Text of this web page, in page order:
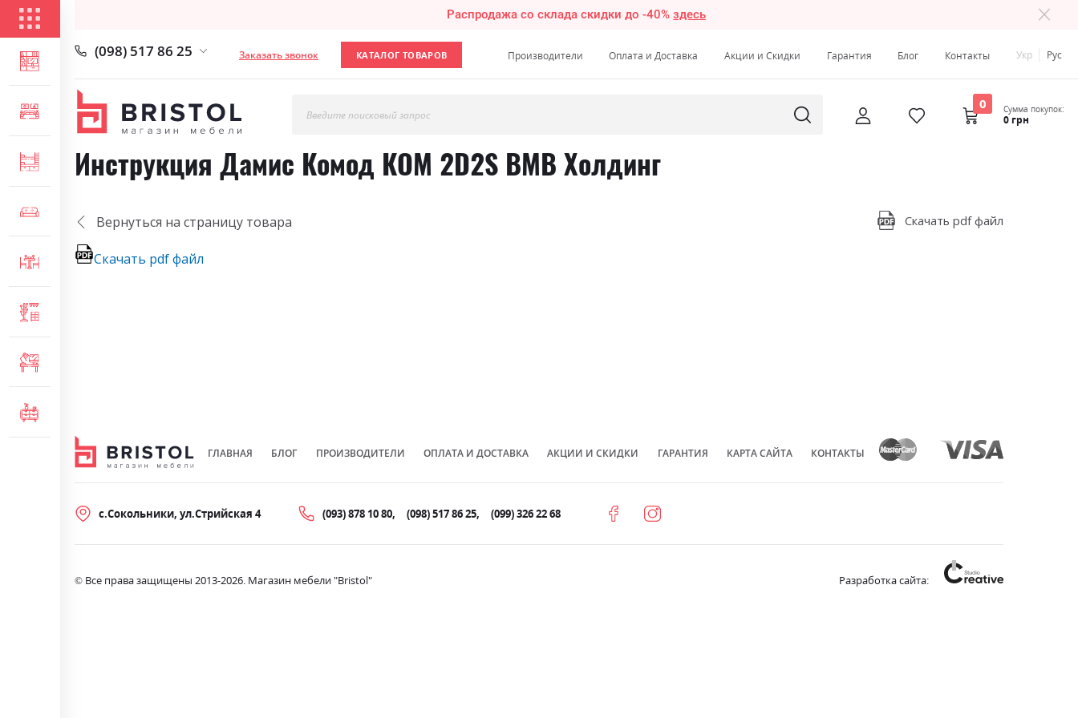
Распродажа со склада скидки до -40%здесь
ГОСТИНАЯ
СПАЛЬНЯ
ДЕТСКАЯ
МЯГКАЯ МЕБЕЛЬ
СТОЛЫ И СТУЛЬЯ
(098) 517 86 25 Заказать звонок КАТАЛОГ ТОВАРОВ Производители Оплата и Доставка Акции и Скидки Гарантия Блог Контакты Укр Рус
Введите поисковый запрос
0 Сумма покупок:
0 грн
Инструкция Дамис Комод КОМ 2D2S ВМВ Холдинг
Вернуться на страницу товара Скачать pdf файл
Скачать pdf файл
ГЛАВНАЯ БЛОГ ПРОИЗВОДИТЕЛИ ОПЛАТА И ДОСТАВКА АКЦИИ И СКИДКИ ГАРАНТИЯ КАРТА САЙТА КОНТАКТЫ
с.Сокольники, ул.Стрийская 4 (093) 878 10 80 (098) 517 86 25 (099) 326 22 68
© Все права защищены 2013-2026. Магазин мебели "Bristol" Разработка сайта: